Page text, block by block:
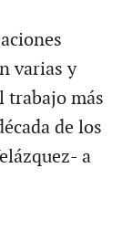
varias y
trabajo más
de los
a